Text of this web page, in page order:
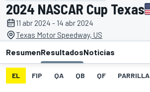
2024 NASCAR Cup Texas
11 abr 2024 - 14 abr 2024
Texas Motor Speedway, US
ResumenResultadosNoticias
EL FIP QA QB QF PARRILLA